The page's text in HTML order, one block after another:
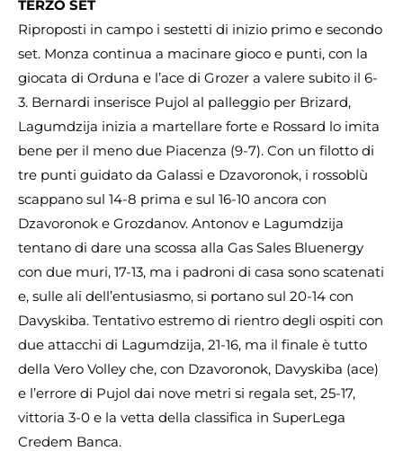
TERZO SET
Riproposti in campo i sestetti di inizio primo e secondo
set. Monza continua a macinare gioco e punti, con la
giocata di Orduna e l’ace di Grozer a valere subito il 6-
3. Bernardi inserisce Pujol al palleggio per Brizard,
Lagumdzija inizia a martellare forte e Rossard lo imita
bene per il meno due Piacenza (9-7). Con un filotto di
tre punti guidato da Galassi e Dzavoronok, i rossoblù
scappano sul 14-8 prima e sul 16-10 ancora con
Dzavoronok e Grozdanov. Antonov e Lagumdzija
tentano di dare una scossa alla Gas Sales Bluenergy
con due muri, 17-13, ma i padroni di casa sono scatenati
e, sulle ali dell’entusiasmo, si portano sul 20-14 con
Davyskiba. Tentativo estremo di rientro degli ospiti con
due attacchi di Lagumdzija, 21-16, ma il finale è tutto
della Vero Volley che, con Dzavoronok, Davyskiba (ace)
e l’errore di Pujol dai nove metri si regala set, 25-17,
vittoria 3-0 e la vetta della classifica in SuperLega
Credem Banca.